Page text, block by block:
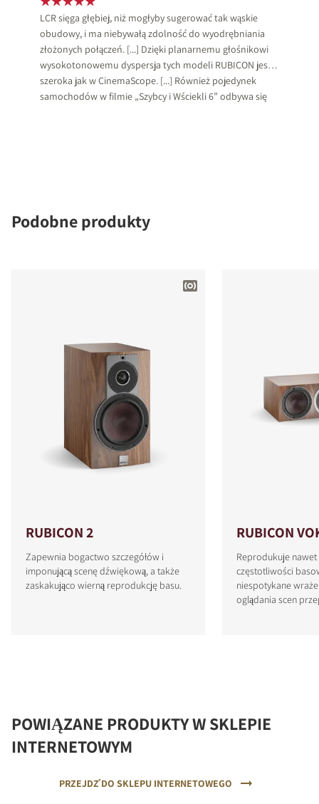
LCR sięga głębiej, niż mogłyby sugerować tak wąskie
obudowy, i ma niebywałą zdolność do wyodrębniania
złożonych połączeń. [...] Dzięki planarnemu głośnikowi
wysokotonowemu dyspersja tych modeli RUBICON jest
szeroka jak w CinemaScope. [...] Również pojedynek
samochodów w filmie „Szybcy i Wściekli 6” odbywa się
Podobne produkty
RUBICON 2
Zapewnia bogactwo szczegółów i
imponującą scenę dźwiękową, a także
zaskakująco wierną reprodukcję basu.
RUBICON
Reprodukuje nawet
częstotliwości
niespotykane
oglądania scen
POWIĄZANE PRODUKTY W SKLEPIE
INTERNETOWYM
PRZEJDŹ DO SKLEPU INTERNETOWEGO